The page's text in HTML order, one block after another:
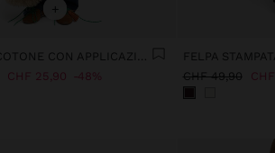
+
FELPA IN COTONE CON APPLICAZIONI
CHF 25,90 48%
FELPA
CHF 49,90